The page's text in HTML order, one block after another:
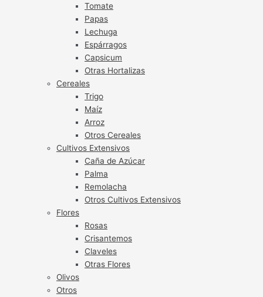
Tomate
Papas
Lechuga
Espárragos
Capsicum
Otras Hortalizas
Cereales
Trigo
Maíz
Arroz
Otros Cereales
Cultivos Extensivos
Caña de Azúcar
Palma
Remolacha
Otros Cultivos Extensivos
Flores
Rosas
Crisantemos
Claveles
Otras Flores
Olivos
Otros